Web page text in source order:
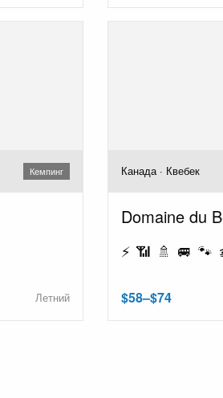
Кемпинг
Летний
Канада · Квебек
Domaine du
⚡ 📶 🚿 🚐 🐾
$58–$74